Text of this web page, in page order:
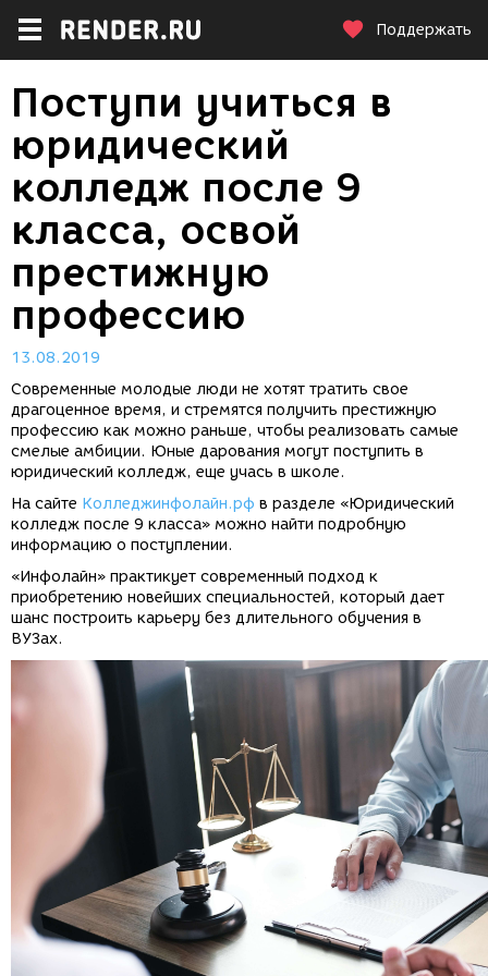
Поддержать
Поступи учиться в
юридический
колледж после 9
класса, освой
престижную
профессию
13.08.2019
Современные молодые люди не хотят тратить свое
драгоценное время, и стремятся получить престижную
профессию как можно раньше, чтобы реализовать самые
смелые амбиции. Юные дарования могут поступить в
юридический колледж, еще учась в школе.
На сайте Колледжинфолайн.рф в разделе «Юридический
колледж после 9 класса» можно найти подробную
информацию о поступлении.
«Инфолайн» практикует современный подход к
приобретению новейших специальностей, который дает
шанс построить карьеру без длительного обучения в
ВУЗах.